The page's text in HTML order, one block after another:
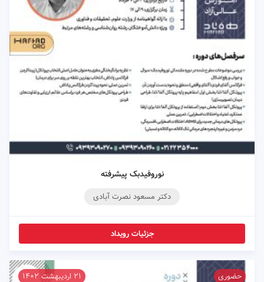
نوروفیدبک پیشرفته
دکتر مسعود نصرت آبادی
جزئیات رویداد
۲۱ اردیبهشت ۱۴۰۲ حضوری